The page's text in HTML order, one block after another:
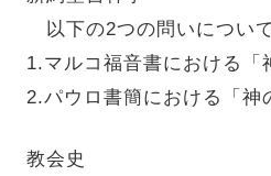
以下の2つの問いについ
1.マルコ福音書における「
2.パウロ書簡における「神
教会史